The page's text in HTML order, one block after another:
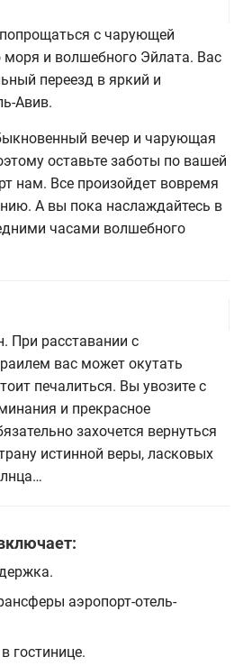
с чарующей
моря и волшебного Эйлата. Вас
переезд в яркий и
Авив.
вечер и чарующая
оставьте заботы по вашей
нам. Все произойдет вовремя
А вы пока наслаждайтесь в
часами волшебного
При расставании с
вас может окутать
печалиться. Вы увозите с
и прекрасное
захочется вернуться
истинной веры, ласковых
аэропорт-отель-
гостинице.